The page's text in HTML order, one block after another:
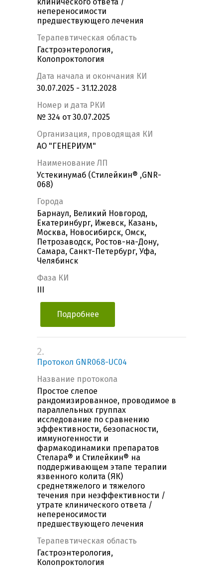
клинического ответа /
непереносимости
предшествующего лечения
Терапевтическая область
Гастроэнтерология,
Колопроктология
Дата начала и окончания КИ
30.07.2025 - 31.12.2028
Номер и дата РКИ
№ 324 от 30.07.2025
Организация, проводящая КИ
АО "ГЕНЕРИУМ"
Наименование ЛП
Устекинумаб (Стилейкин® ,GNR-
068)
Города
Барнаул, Великий Новгород,
Екатеринбург, Ижевск, Казань,
Москва, Новосибирск, Омск,
Петрозаводск, Ростов-на-Дону,
Самара, Санкт-Петербург, Уфа,
Челябинск
Фаза КИ
Подробнее
2.
Протокол GNR068-UC04
Название протокола
Простое слепое
рандомизированное, проводимое в
параллельных группах
исследование по сравнению
эффективности, безопасности,
иммуногенности и
фармакодинамики препаратов
Стелара® и Стилейкин® на
поддерживающем этапе терапии
язвенного колита (ЯК)
среднетяжелого и тяжелого
течения при неэффективности /
утрате клинического ответа /
непереносимости
предшествующего лечения
Терапевтическая область
Гастроэнтерология,
Колопроктология